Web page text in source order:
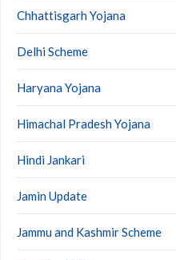
Chhattisgarh Yojana
Delhi Scheme
Haryana Yojana
Himachal Pradesh Yojana
Hindi Jankari
Jamin Update
Jammu and Kashmir Scheme